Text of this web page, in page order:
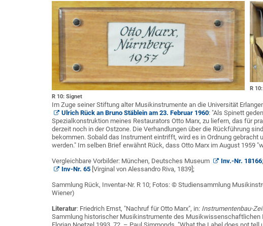
R 10: Signet
R
Im Zuge seiner Stiftung alter Musikinstrumente an die Universität
Ulrich Rück an Bruno Stäblein am 23. Februar 1960: "Als Spinett
Spezialkonstruktion meines Restaurators Otto Marx, zu liefern, das für
derzeit noch in der Ostzone. Die Verhandlungen über die Rückführung
bekommen. Sobald das Instrument eintrifft, wird es in Ordnung
werden." Im selben Brief erwähnt Rück, dass Otto Marx im August 1959
Vergleichbare Vorbilder: München, Deutsches Museum Inv.-Nr. 18166
Inv-Nr. 65[Virginal von Alessandro Riva, 1839];
Sammlung Rück, Inventar-Nr. R 10; Fotos: © Studiensammlung
Wiener)
Literatur: Friedrich Ernst, "Nachruf für Otto Marx", in: Instrumentenbau-
Sammlung historischer Musikinstrumente des Musikwissenschaftlichen